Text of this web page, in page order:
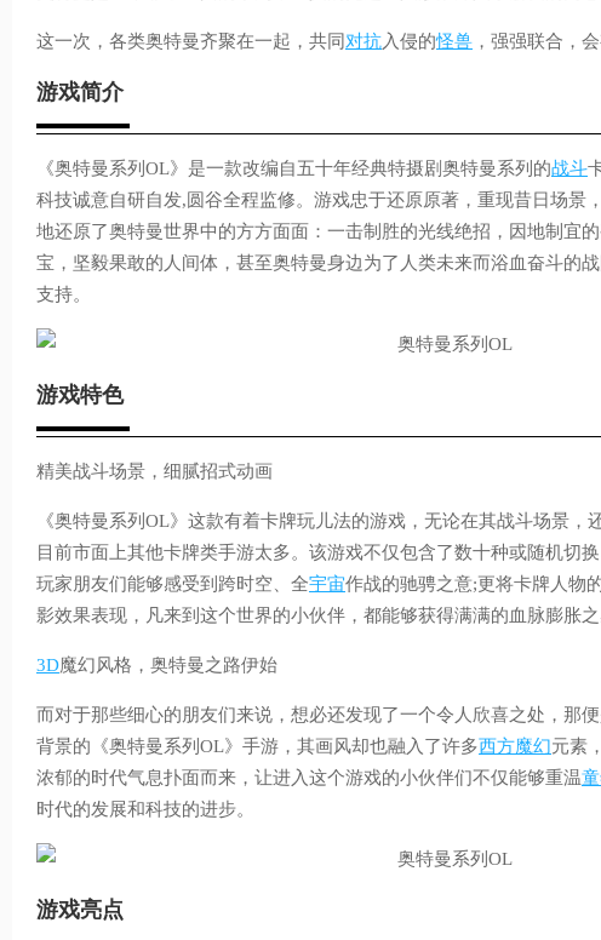
这一次，各类奥特曼齐聚在一起，共同 对抗入侵的怪兽 ，强强联合，
游戏简介
《奥特曼系列OL》是一款改编自五十年经典特摄剧奥特曼系列的战斗
科技诚意自研自发,圆谷全程监修。游戏忠于还原原著，重现昔日场景
地还原了奥特曼世界中的方方面面：一击制胜的光线绝招，因地制宜
宝，坚毅果敢的人间体，甚至奥特曼身边为了人类未来而浴血奋斗的战
支持。
游戏特色
精美战斗场景，细腻招式动画
《奥特曼系列OL》这款有着卡牌玩儿法的游戏，无论在其战斗场景，
目前市面上其他卡牌类手游太多。该游戏不仅包含了数十种或随机切
玩家朋友们能够感受到跨时空、全宇宙作战的驰骋之意;更将卡牌人物
影效果表现，凡来到这个世界的小伙伴，都能够获得满满的血脉膨胀之
3D魔幻风格，奥特曼之路伊始
而对于那些细心的朋友们来说，想必还发现了一个令人欣喜之处，那
背景的《奥特曼系列OL》手游，其画风却也融入了许多西方魔幻元素
浓郁的时代气息扑面而来，让进入这个游戏的小伙伴们不仅能够重温
时代的发展和科技的进步。
游戏亮点